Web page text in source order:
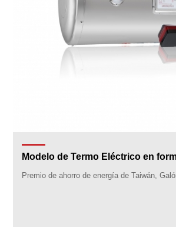
Modelo de Termo Eléctrico en
Premio de ahorro de energía de Taiwán,